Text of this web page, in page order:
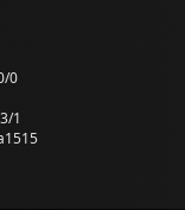
0
3/1
1515